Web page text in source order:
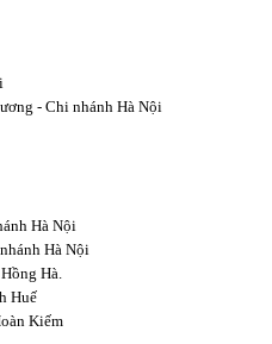
- Chi nhánh Hà Nội
Hà Nội
Hà Nội
Hà.
Huế
Kiếm